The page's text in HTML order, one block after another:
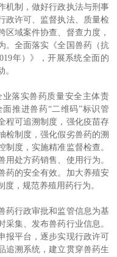
机制，做好行政执法与刑事
政许可、监督执法、质量检
区域案件协查、督查力度，
。全面落实《全国兽药（抗
年）》，开展系统全面的
业落实兽药质量安全主体责
推进兽药“二维码”标识管
程可追溯制度，强化疫苗存
检制度，强化假劣兽药的溯
度，实施精准监督检查。
处方药销售、使用行为。
药的安全有效。加大养殖安
，规范养殖用药行为。
药行政审批和监管信息为基
集、发布兽药行业信息。
报平台，逐步实现行政许可
追溯系统，建立贯穿兽药生